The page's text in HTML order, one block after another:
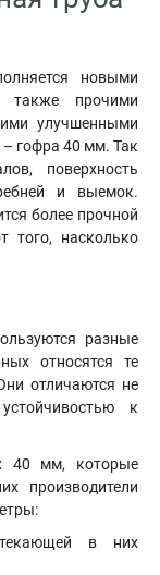
новыми
также прочими
улучшенными
– гофра 40 мм. Так
поверхность
и выемок.
более прочной
того, насколько
разные
относятся те
отличаются не
к
40 мм, которые
производители
в них